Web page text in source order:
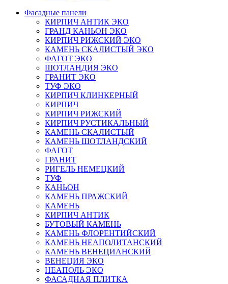
Фасадные панели
КИРПИЧ АНТИК ЭКО
ГРАНД КАНЬОН ЭКО
КИРПИЧ РИЖСКИЙ ЭКО
КАМЕНЬ СКАЛИСТЫЙ ЭКО
ФАГОТ ЭКО
ШОТЛАНДИЯ ЭКО
ГРАНИТ ЭКО
ТУФ ЭКО
КИРПИЧ КЛИНКЕРНЫЙ
КИРПИЧ
КИРПИЧ РИЖСКИЙ
КИРПИЧ РУСТИКАЛЬНЫЙ
КАМЕНЬ СКАЛИСТЫЙ
КАМЕНЬ ШОТЛАНДСКИЙ
ФАГОТ
ГРАНИТ
РИГЕЛЬ НЕМЕЦКИЙ
ТУФ
КАНЬОН
КАМЕНЬ ПРАЖСКИЙ
КАМЕНЬ
КИРПИЧ АНТИК
БУТОВЫЙ КАМЕНЬ
КАМЕНЬ ФЛОРЕНТИЙСКИЙ
КАМЕНЬ НЕАПОЛИТАНСКИЙ
КАМЕНЬ ВЕНЕЦИАНСКИЙ
ВЕНЕЦИЯ ЭКО
НЕАПОЛЬ ЭКО
ФАСАДНАЯ ПЛИТКА